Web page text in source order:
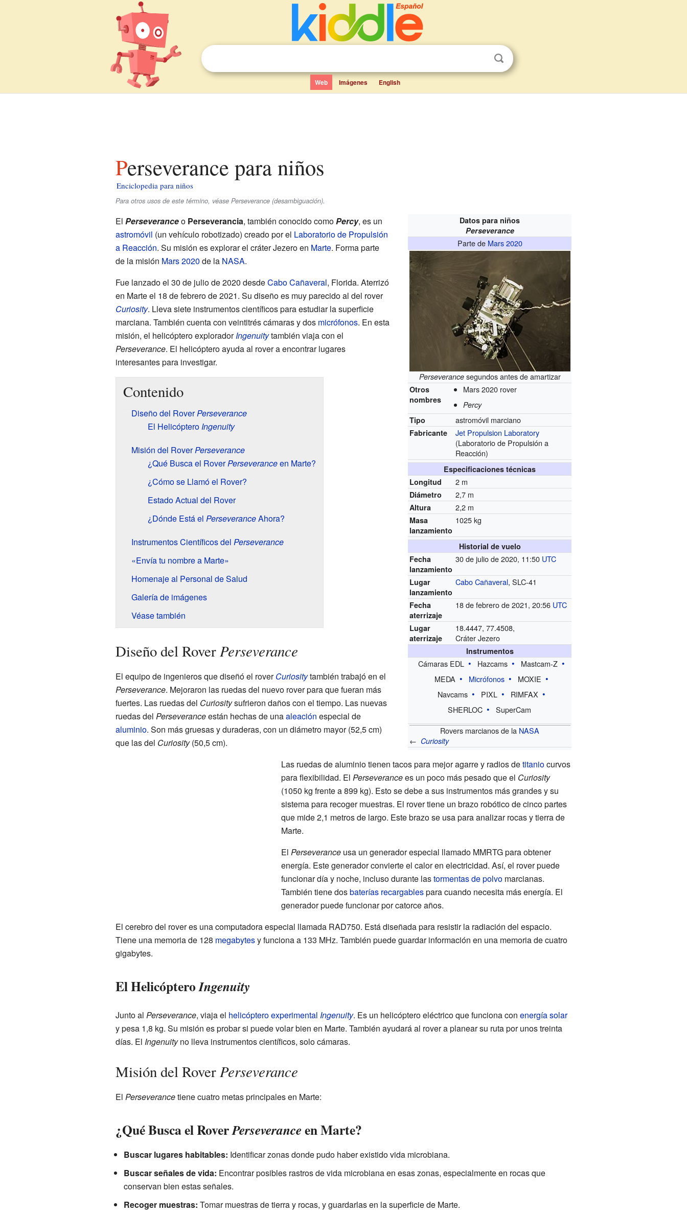
Web Imágenes English
Perseverance para niños
Enciclopedia para niños
Para otros usos de este término, véase Perseverance (desambiguación).
Datos para niños
Perseverance
Parte de Mars 2020
Perseverancesegundos antes de amartizar
Otros
nombres
Mars 2020 rover
Percy
Tipo
astromóvil marciano
Fabricante
Jet Propulsion Laboratory
(Laboratorio de Propulsión a
Reacción)
Especificaciones técnicas
Longitud
2 m
Diámetro 2,7 m
Altura 2,2 m
Masa
lanzamiento
1025 kg
Historial de vuelo
Fecha
lanzamiento
30 de julio de 2020, 11:50 UTC
Lugar
lanzamiento
Cabo Cañaveral, SLC-41
Fecha
aterrizaje
18 de febrero de 2021, 20:56 UTC
Lugar
aterrizaje
18.4447, 77.4508,
Cráter Jezero
Instrumentos
Cámaras EDL Hazcams
Mastcam-Z
MEDA
Micrófonos
MOXIE
Navcams
PIXL
RIMFAX
SHERLOC
SuperCam
Rovers marcianos de la NASA
← Curiosity
El Perseveranceo Perseverancia, también conocido comoPercy, es un
astromóvil (un vehículo robotizado) creado por el Laboratorio de Propulsión
a Reacción. Su misión es explorar el cráter Jezero en Marte. Forma parte
de la misión Mars 2020 de la NASA.
Fue lanzado el 30 de julio de 2020 desdeCabo Cañaveral, Florida. Aterrizó
en Marte el 18 de febrero de 2021. Su diseño es muy parecido al del rover
Curiosity. Lleva siete instrumentos científicos para estudiar la superficie
marciana. También cuenta con veintitrés cámaras y dos micrófonos. En esta
misión, el helicóptero exploradorIngenuitytambién viaja con el
Perseverance. El helicóptero ayuda al rover a encontrar lugares
interesantes para investigar.
Contenido
Diseño del RoverPerseverance
El HelicópteroIngenuity
Misión del RoverPerseverance
¿Qué Busca el RoverPerseveranceen Marte?
¿Cómo se Llamó el Rover?
Estado Actual del Rover
¿Dónde Está el PerseveranceAhora?
Instrumentos Científicos del Perseverance
«Envía tu nombre a Marte»
Homenaje al Personal de Salud
Galería de imágenes
Véase también
Diseño del Rover Perseverance
El equipo de ingenieros que diseñó el roverCuriositytambién trabajó en el
Perseverance. Mejoraron las ruedas del nuevo rover para que fueran más
fuertes. Las ruedas del Curiositysufrieron daños con el tiempo. Las nuevas
ruedas del Perseveranceestán hechas de unaaleación especial de
aluminio. Son más gruesas y duraderas, con un diámetro mayor (52,5 cm)
que las del Curiosity(50,5 cm).
Las ruedas de aluminio tienen tacos para mejor agarre y radios detitaniocurvos
para flexibilidad. El Perseverancees un poco más pesado que el Curiosity
(1050 kg frente a 899 kg). Esto se debe a sus instrumentos más grandes y su
sistema para recoger muestras. El rover tiene un brazo robótico de cinco partes
que mide 2,1 metros de largo. Este brazo se usa para analizar rocas y tierra de
Marte.
El Perseveranceusa un generador especial llamado MMRTG para obtener
energía. Este generador convierte el calor en electricidad. Así, el rover puede
funcionar día y noche, incluso durante lastormentas de polvomarcianas.
También tiene dosbaterías recargablespara cuando necesita más energía. El
generador puede funcionar por catorce años.
El cerebro del rover es una computadora especial llamada RAD750. Está diseñada para resistir la radiación del espacio.
Tiene una memoria de 128 megabytesy funciona a 133 MHz. También puede guardar información en una memoria de cuatro
gigabytes.
El HelicópteroIngenuity
Junto al Perseverance, viaja el helicóptero experimental Ingenuity. Es un helicóptero eléctrico que funciona con energía solar
y pesa 1,8 kg. Su misión es probar si puede volar bien en Marte. También ayudará al rover a planear su ruta por unos treinta
días. El Ingenuityno lleva instrumentos científicos, solo cámaras.
Misión del Rover Perseverance
El Perseverancetiene cuatro metas principales en Marte:
¿Qué Busca el RoverPerseveranceen Marte?
Buscar lugares habitables: Identificar zonas donde pudo haber existido vida microbiana.
Buscar señales de vida: Encontrar posibles rastros de vida microbiana en esas zonas, especialmente en rocas que
conservan bien estas señales.
Recoger muestras: Tomar muestras de tierra y rocas, y guardarlas en la superficie de Marte.